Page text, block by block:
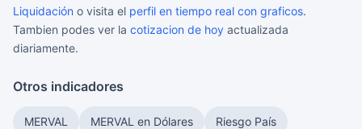
Liquidación o visita el perfil en tiempo real con graficos.
Tambien podes ver la cotizacion de hoy actualizada
diariamente.
Otros indicadores
MERVAL MERVAL en Dólares Riesgo País